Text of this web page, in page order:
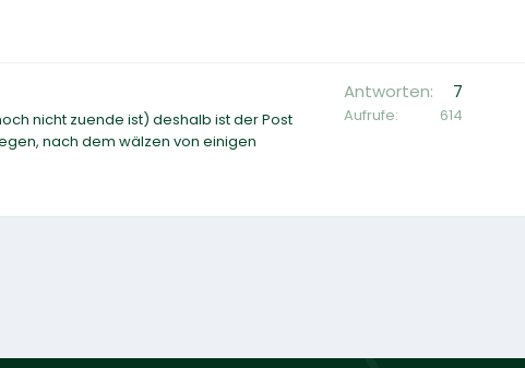
nicht zuende ist) deshalb ist der Post
nach dem wälzen von einigen
Antworten 7
Aufrufe 614